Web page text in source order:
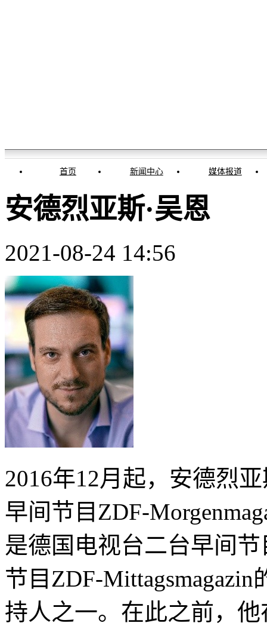
首页 新闻中心 媒体报道
安德烈亚斯·吴恩
2021-08-24 14:56
2016年12月起，安德烈
早间节目ZDF-
是德国电视台二台早间节
节目ZDF-
持人之一。在此之前，